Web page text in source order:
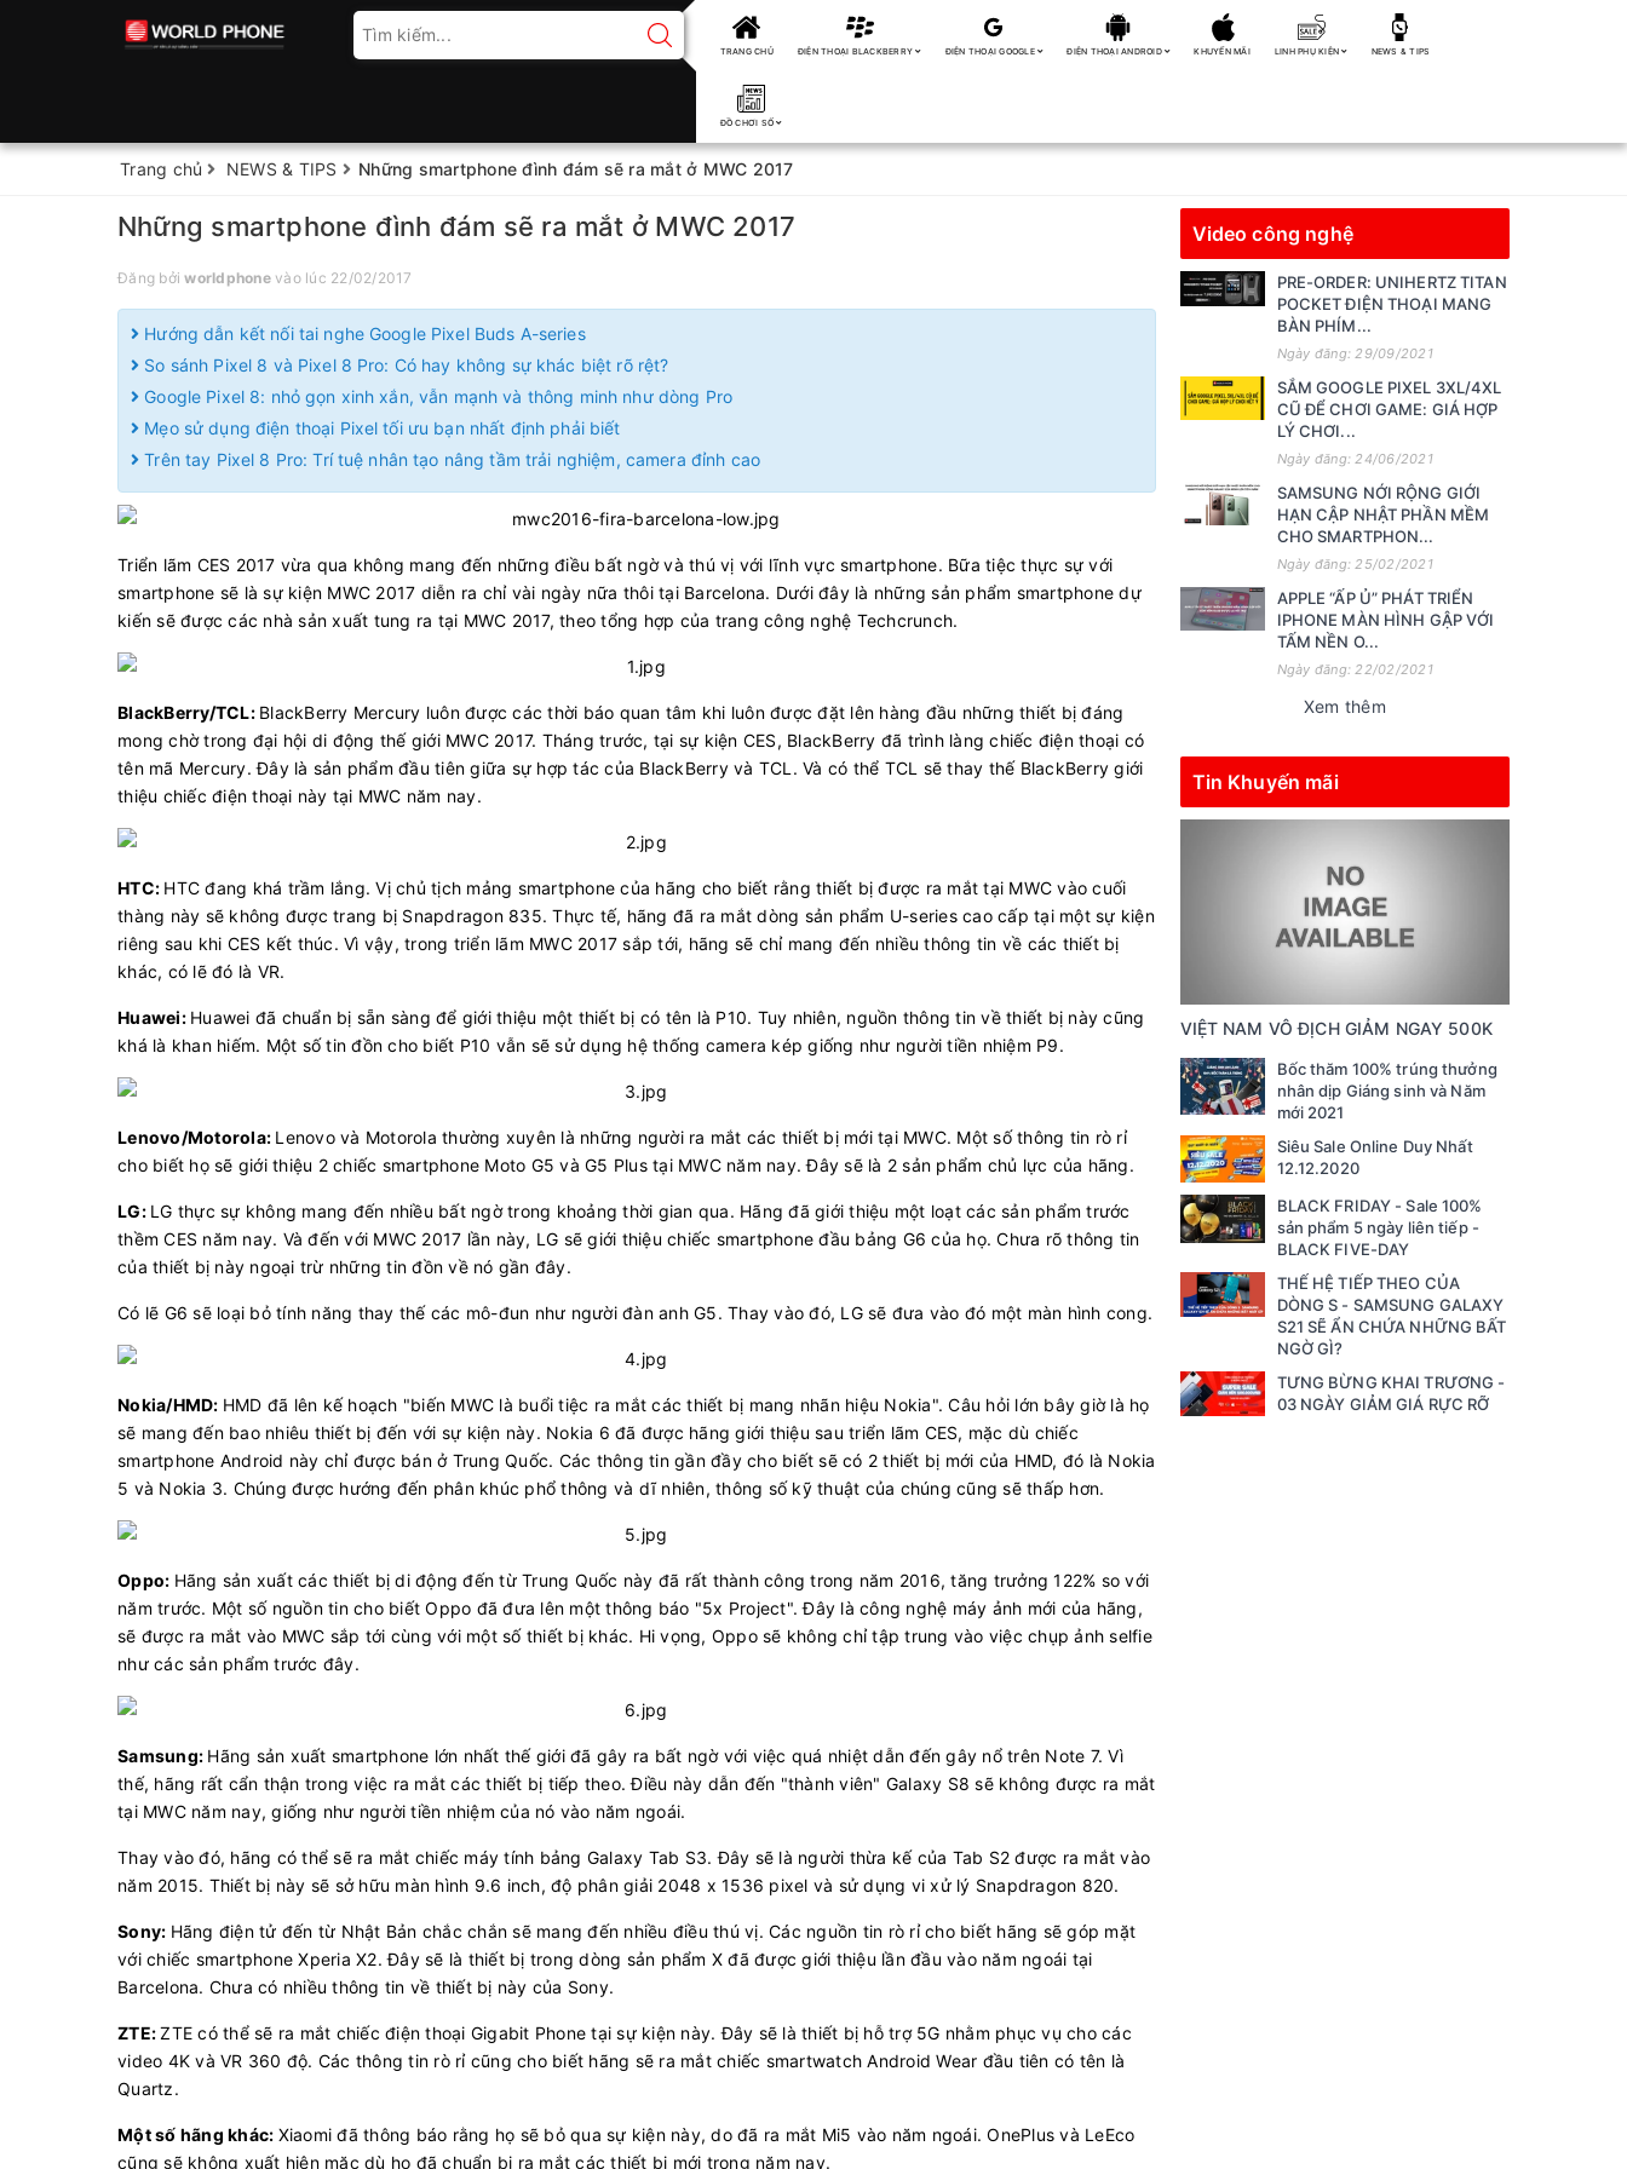
TRANG CHỦ ĐIỆN THOẠI BLACKBERRY ĐIỆN THOẠI GOOGLE ĐIỆN THOẠI ANDROID KHUYẾN MÃI LINH PHỤ KIỆN NEWS & TIPS
ĐỒ CHƠI SỐ
Trang chủ NEWS & TIPS Những smartphone đình đám sẽ ra mắt ở MWC 2017
Những smartphone đình đám sẽ ra mắt ở MWC 2017
Đăng bởiworldphonevào lúc 22/02/2017
Hướng dẫn kết nối tai nghe Google Pixel Buds A-series
So sánh Pixel 8 và Pixel 8 Pro: Có hay không sự khác biệt rõ rệt?
Google Pixel 8: nhỏ gọn xinh xắn, vẫn mạnh và thông minh như dòng Pro
Mẹo sử dụng điện thoại Pixel tối ưu bạn nhất định phải biết
Trên tay Pixel 8 Pro: Trí tuệ nhân tạo nâng tầm trải nghiệm, camera đỉnh cao
Triển lãm CES 2017 vừa qua không mang đến những điều bất ngờ và thú vị với lĩnh vực smartphone. Bữa tiệc thực sự với
smartphone sẽ là sự kiện MWC 2017 diễn ra chỉ vài ngày nữa thôi tại Barcelona. Dưới đây là những sản phẩm smartphone dự
kiến sẽ được các nhà sản xuất tung ra tại MWC 2017, theo tổng hợp của trang công nghệ Techcrunch.
BlackBerry/TCL: BlackBerry Mercury luôn được các thời báo quan tâm khi luôn được đặt lên hàng đầu những thiết bị đáng
mong chờ trong đại hội di động thế giới MWC 2017. Tháng trước, tại sự kiện CES, BlackBerry đã trình làng chiếc điện thoại có
tên mã Mercury. Đây là sản phẩm đầu tiên giữa sự hợp tác của BlackBerry và TCL. Và có thể TCL sẽ thay thế BlackBerry giới
thiệu chiếc điện thoại này tại MWC năm nay.
HTC: HTC đang khá trầm lắng. Vị chủ tịch mảng smartphone của hãng cho biết rằng thiết bị được ra mắt tại MWC vào cuối
thàng này sẽ không được trang bị Snapdragon 835. Thực tế, hãng đã ra mắt dòng sản phẩm U-series cao cấp tại một sự kiện
riêng sau khi CES kết thúc. Vì vậy, trong triển lãm MWC 2017 sắp tới, hãng sẽ chỉ mang đến nhiều thông tin về các thiết bị
khác, có lẽ đó là VR.
Huawei: Huawei đã chuẩn bị sẵn sàng để giới thiệu một thiết bị có tên là P10. Tuy nhiên, nguồn thông tin về thiết bị này cũng
khá là khan hiếm. Một số tin đồn cho biết P10 vẫn sẽ sử dụng hệ thống camera kép giống như người tiền nhiệm P9.
Lenovo/Motorola: Lenovo và Motorola thường xuyên là những người ra mắt các thiết bị mới tại MWC. Một số thông tin rò rỉ
cho biết họ sẽ giới thiệu 2 chiếc smartphone Moto G5 và G5 Plus tại MWC năm nay. Đây sẽ là 2 sản phẩm chủ lực của hãng.
LG: LG thực sự không mang đến nhiều bất ngờ trong khoảng thời gian qua. Hãng đã giới thiệu một loạt các sản phẩm trước
thềm CES năm nay. Và đến với MWC 2017 lần này, LG sẽ giới thiệu chiếc smartphone đầu bảng G6 của họ. Chưa rõ thông tin
của thiết bị này ngoại trừ những tin đồn về nó gần đây.
Có lẽ G6 sẽ loại bỏ tính năng thay thế các mô-đun như người đàn anh G5. Thay vào đó, LG sẽ đưa vào đó một màn hình cong.
Nokia/HMD: HMD đã lên kế hoạch "biến MWC là buổi tiệc ra mắt các thiết bị mang nhãn hiệu Nokia". Câu hỏi lớn bây giờ là họ
sẽ mang đến bao nhiêu thiết bị đến với sự kiện này. Nokia 6 đã được hãng giới thiệu sau triển lãm CES, mặc dù chiếc
smartphone Android này chỉ được bán ở Trung Quốc. Các thông tin gần đầy cho biết sẽ có 2 thiết bị mới của HMD, đó là Nokia
5 và Nokia 3. Chúng được hướng đến phân khúc phổ thông và dĩ nhiên, thông số kỹ thuật của chúng cũng sẽ thấp hơn.
Oppo: Hãng sản xuất các thiết bị di động đến từ Trung Quốc này đã rất thành công trong năm 2016, tăng trưởng 122% so với
năm trước. Một số nguồn tin cho biết Oppo đã đưa lên một thông báo "5x Project". Đây là công nghệ máy ảnh mới của hãng,
sẽ được ra mắt vào MWC sắp tới cùng với một số thiết bị khác. Hi vọng, Oppo sẽ không chỉ tập trung vào việc chụp ảnh selfie
như các sản phẩm trước đây.
Samsung: Hãng sản xuất smartphone lớn nhất thế giới đã gây ra bất ngờ với việc quá nhiệt dẫn đến gây nổ trên Note 7. Vì
thế, hãng rất cẩn thận trong việc ra mắt các thiết bị tiếp theo. Điều này dẫn đến "thành viên" Galaxy S8 sẽ không được ra mắt
tại MWC năm nay, giống như người tiền nhiệm của nó vào năm ngoái.
Thay vào đó, hãng có thể sẽ ra mắt chiếc máy tính bảng Galaxy Tab S3. Đây sẽ là người thừa kế của Tab S2 được ra mắt vào
năm 2015. Thiết bị này sẽ sở hữu màn hình 9.6 inch, độ phân giải 2048 x 1536 pixel và sử dụng vi xử lý Snapdragon 820.
Sony: Hãng điện tử đến từ Nhật Bản chắc chắn sẽ mang đến nhiều điều thú vị. Các nguồn tin rò rỉ cho biết hãng sẽ góp mặt
với chiếc smartphone Xperia X2. Đây sẽ là thiết bị trong dòng sản phẩm X đã được giới thiệu lần đầu vào năm ngoái tại
Barcelona. Chưa có nhiều thông tin về thiết bị này của Sony.
ZTE:ZTE có thể sẽ ra mắt chiếc điện thoại Gigabit Phone tại sự kiện này. Đây sẽ là thiết bị hỗ trợ 5G nhằm phục vụ cho các
video 4K và VR 360 độ. Các thông tin rò rỉ cũng cho biết hãng sẽ ra mắt chiếc smartwatch Android Wear đầu tiên có tên là
Quartz.
Một số hãng khác: Xiaomi đã thông báo rằng họ sẽ bỏ qua sự kiện này, do đã ra mắt Mi5 vào năm ngoái. OnePlus và LeEco
cũng sẽ không xuất hiện mặc dù họ đã chuẩn bị ra mắt các thiết bị mới trong năm nay.
Video công nghệ
PRE-ORDER: UNIHERTZ TITAN
POCKET ĐIỆN THOẠI MANG
BÀN PHÍM...
Ngày đăng: 29/09/2021
SẮM GOOGLE PIXEL 3XL/4XL
CŨ ĐỂ CHƠI GAME: GIÁ HỢP
LÝ CHƠI...
Ngày đăng: 24/06/2021
SAMSUNG NỚI RỘNG GIỚI
HẠN CẬP NHẬT PHẦN MỀM
CHO SMARTPHON...
Ngày đăng: 25/02/2021
APPLE “ẤP Ủ” PHÁT TRIỂN
IPHONE MÀN HÌNH GẬP VỚI
TẤM NỀN O...
Ngày đăng: 22/02/2021
Xem thêm
Tin Khuyến mãi
VIỆT NAM VÔ ĐỊCH GIẢM NGAY 500K
Bốc thăm 100% trúng thưởng
nhân dịp Giáng sinh và Năm
mới 2021
Siêu Sale Online Duy Nhất
12.12.2020
BLACK FRIDAY - Sale 100%
sản phẩm 5 ngày liên tiếp -
BLACK FIVE-DAY
THẾ HỆ TIẾP THEO CỦA
DÒNG S - SAMSUNG GALAXY
S21 SẼ ẨN CHỨA NHỮNG BẤT
NGỜ GÌ?
TƯNG BỪNG KHAI TRƯƠNG -
03 NGÀY GIẢM GIÁ RỰC RỠ